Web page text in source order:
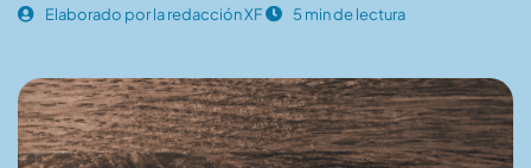
Elaborado por la redacción XF 5 min de lectura